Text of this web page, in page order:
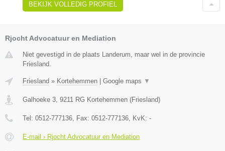
BEKIJK VOLLEDIG PROFIEL
Rjocht Advocatuur en Mediation
Niet gevestigd in de plaats Landerum, maar wel in de provincie
Friesland.
Friesland » Kortehemmen Google maps ▼
Galhoeke 3, 9211 RG Kortehemmen (Friesland)
Tel: 0512-777136, Fax: 0512-777136, KvK: -
E-mail › Rjocht Advocatuur en Mediation